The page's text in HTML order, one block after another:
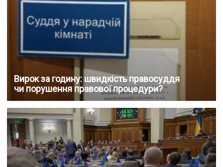
Вирок за годину: швидкість правосуддя
чи порушення правової процедури?